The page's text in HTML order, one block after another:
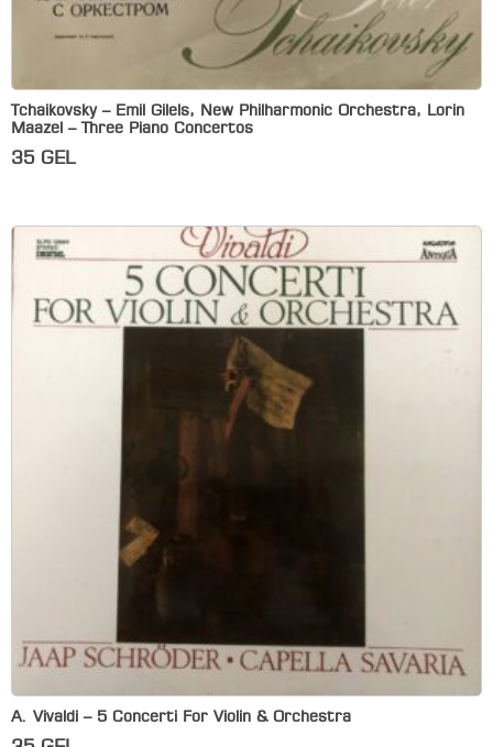
Tchaikovsky – Emil Gilels, New Philharmonic Orchestra, Lorin
Maazel – Three Piano Concertos
35 GEL
A. Vivaldi – 5 Concerti For Violin & Orchestra